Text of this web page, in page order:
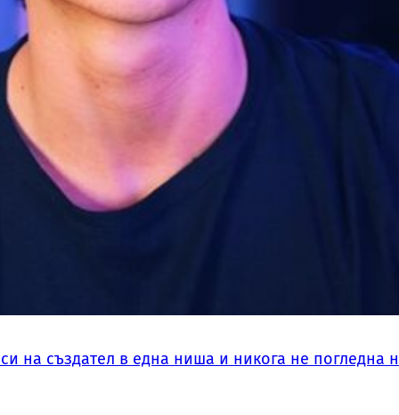
на създател в една ниша и никога не погледна